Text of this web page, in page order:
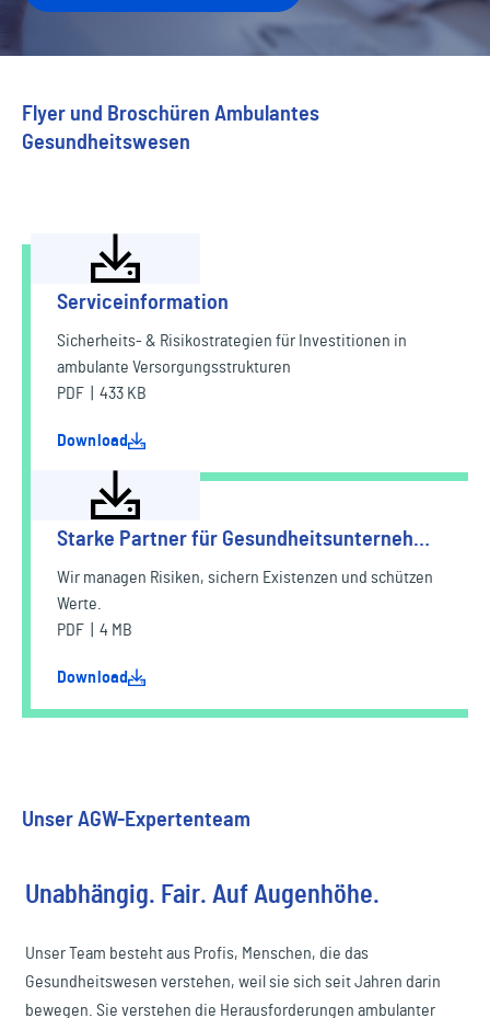
Flyer und Broschüren Ambulantes
Gesundheitswesen
Serviceinformation
Sicherheits- & Risikostrategien für Investitionen in
ambulante Versorgungsstrukturen
PDF | 433 KB
Download
Starke Partner für Gesundheitsunterneh…
Wir managen Risiken, sichern Existenzen und schützen
Werte.
PDF | 4 MB
Download
Unser AGW-Expertenteam
Unabhängig. Fair. Auf Augenhöhe.
Unser Team besteht aus Profis, Menschen, die das
Gesundheitswesen verstehen, weil sie sich seit Jahren darin
bewegen. Sie verstehen die Herausforderungen ambulanter